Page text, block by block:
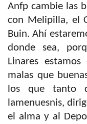
Anfp cambie las
con Melipilla, el
Buin.Ahí
donde sea,
Linares
malas que
los que tanto
lamenuesnis,
el alma y al